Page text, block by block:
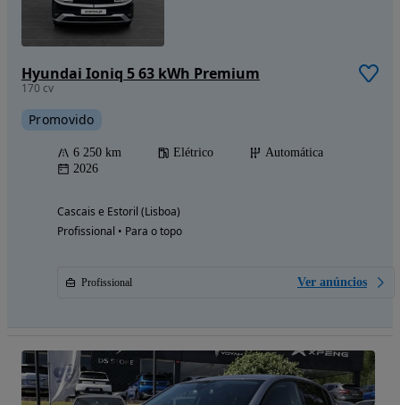
Hyundai Ioniq 5 63 kWh Premium
170 cv
Promovido
6 250 km Elétrico
Automática
2026
Cascais e Estoril (Lisboa)
Profissional • Para o topo
Profissional Ver anúncios